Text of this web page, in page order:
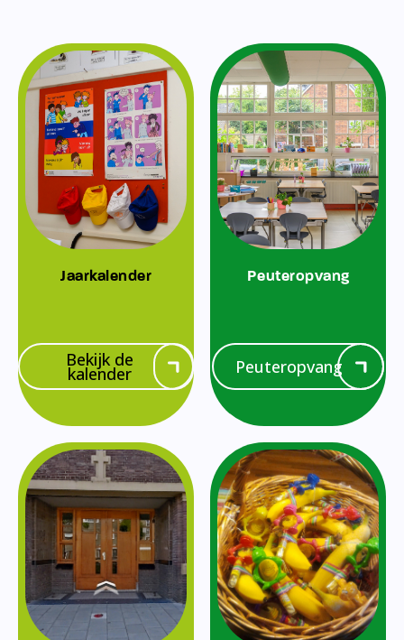
Jaarkalender
Bekijk de
kalender
Peuteropvang
Peuteropvang